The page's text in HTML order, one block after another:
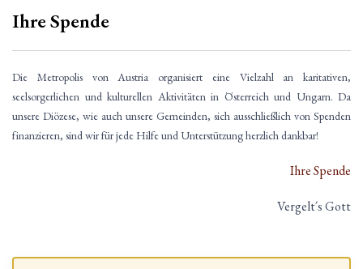
Ihre Spende
Die Metropolis von Austria organisiert eine Vielzahl an karitativen,
seelsorgerlichen und kulturellen Aktivitäten in Österreich und Ungarn. Da
unsere Diözese, wie auch unsere Gemeinden, sich ausschließlich von Spenden
finanzieren, sind wir für jede Hilfe und Unterstützung herzlich dankbar!
Ihre Spende
Vergelt´s Gott